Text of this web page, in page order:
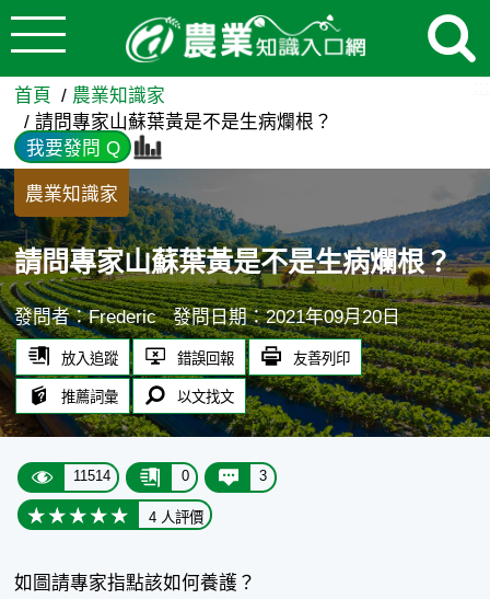
跳到主要內容
請問專家山蘇葉黃是不是生
首頁
農業知識家
請問專家山蘇葉黃是不是生病爛根？
我要發問 Q
農業知識家
請問專家山蘇葉黃是不是生病爛根？
發問者：Frederic 發問日期：2021年09月20日
放入追蹤 錯誤回報 友善列印
推薦詞彙 以文找文
11514 0 3
4 人評價
如圖請專家指點該如何養護？